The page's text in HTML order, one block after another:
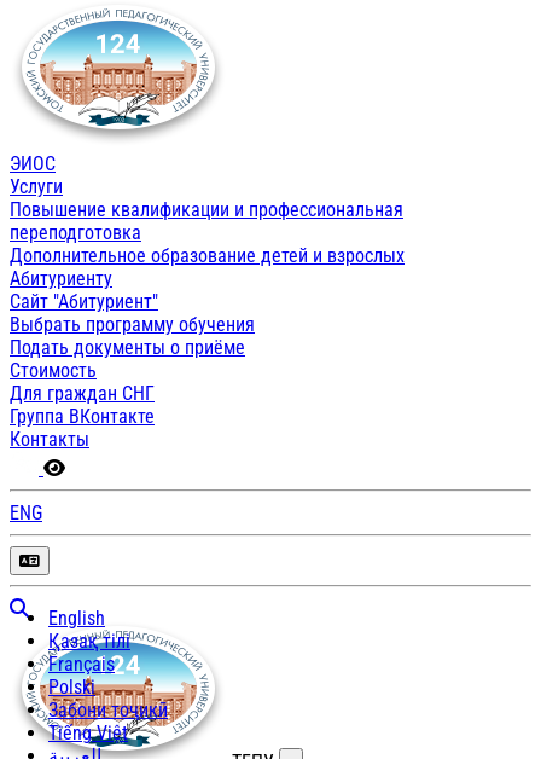
ЭИОС
Услуги
Повышение квалификации и профессиональная
переподготовка
Дополнительное образование детей и взрослых
Абитуриенту
Сайт "Абитуриент"
Выбрать программу обучения
Подать документы о приёме
Стоимость
Для граждан СНГ
Группа ВКонтакте
Контакты
ENG
English
Қазақ тілі
Français
Polski
Забони тоҷикӣ
Tiếng Việt